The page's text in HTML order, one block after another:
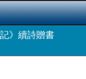
》續詩贈書